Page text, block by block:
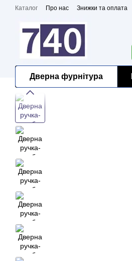
Перейти до основного контенту
Каталог Про нас Знижки та оплата
Дверна фурнітура